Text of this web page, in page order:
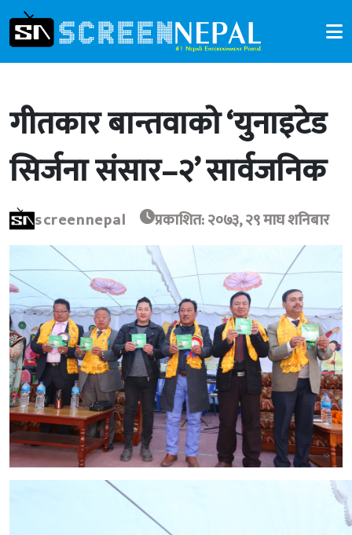
गीतकार बान्तवाको ‘युनाइटेड
सिर्जना संसार–२’ सार्वजनिक
screennepal प्रकाशित: २०७३, २९ माघ शनिबार